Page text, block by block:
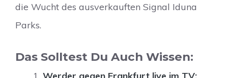
die Wucht des ausverkauften Signal Iduna
Parks.
Das Solltest Du Auch Wissen: